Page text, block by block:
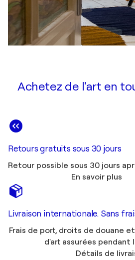
Achetez de l'art en
Retours gratuits sous 30 jours
Retour possible sous 30 jours
En savoir plus
Livraison internationale. Sans
Frais de port, droits de douane
d'art assurées pendant
Détails de